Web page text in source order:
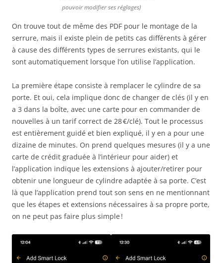
pouvoir modifier ses réglages)
On trouve tout de même des PDF pour le montage de la
serrure, mais il existe plein de petits cas différents à gérer
à cause des différents types de serrures existants, qui le
sont automatiquement lorsque l’on utilise l’application.
La première étape consiste à remplacer le cylindre de sa
porte. Et oui, cela implique donc de changer de clés (il y en
a 3 dans la boîte, avec une carte pour en commander de
nouvelles à un tarif correct de 28 €/clé). Tout le processus
est entièrement guidé et bien expliqué, il y en a pour une
dizaine de minutes. On prend quelques mesures (il y a une
carte de crédit graduée à l’intérieur pour aider) et
l’application indique les extensions à ajouter/retirer pour
obtenir une longueur de cylindre adaptée à sa porte. C’est
là que l’application prend tout son sens en ne mentionnant
que les étapes et extensions nécessaires à sa propre porte,
on ne peut pas faire plus simple !